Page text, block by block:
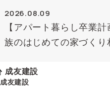
2026.08.09
【アパート暮らし卒業
族のはじめての家づくり
成友建設
成友建設